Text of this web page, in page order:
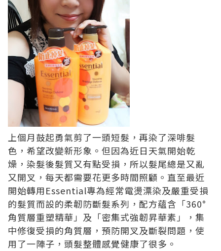
上個月鼓起勇氣剪了一頭短髮，再染了深啡髮
色，希望改變新形象。但因為近日天氣開始乾
燥，染髮後髮質又有點受損，所以髮尾總是又亂
又開叉，每天都需要花更多時間照顧。直至最近
開始轉用Essential專為經常電燙漂染及嚴重受損
的髮質而設的柔韌防斷髮系列，配方蘊含「360°
角質層重塑精華」及「密集式強韌昇華素」，集
中修復受損的角質層，預防開叉及斷裂問題，使
用了一陣子，頭髮整體感覺健康了很多。